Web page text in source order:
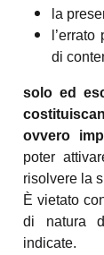
la
di
solo ed
ovvero
poter
risolvere la
È vietato
di natura
indicate.